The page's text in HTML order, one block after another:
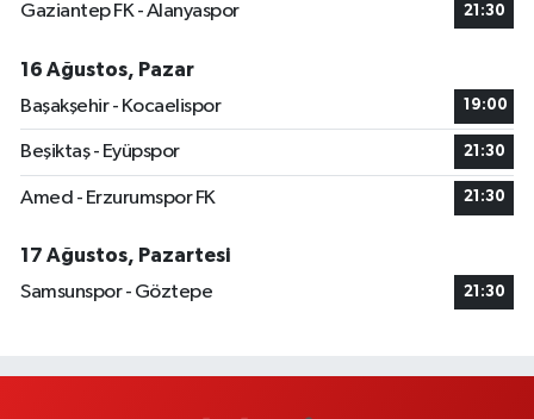
Gaziantep FK - Alanyaspor 21:30
16 Ağustos, Pazar
Başakşehir - Kocaelispor
19:00
Beşiktaş - Eyüpspor 21:30
Amed - Erzurumspor FK 21:30
17 Ağustos, Pazartesi
Samsunspor - Göztepe
21:30